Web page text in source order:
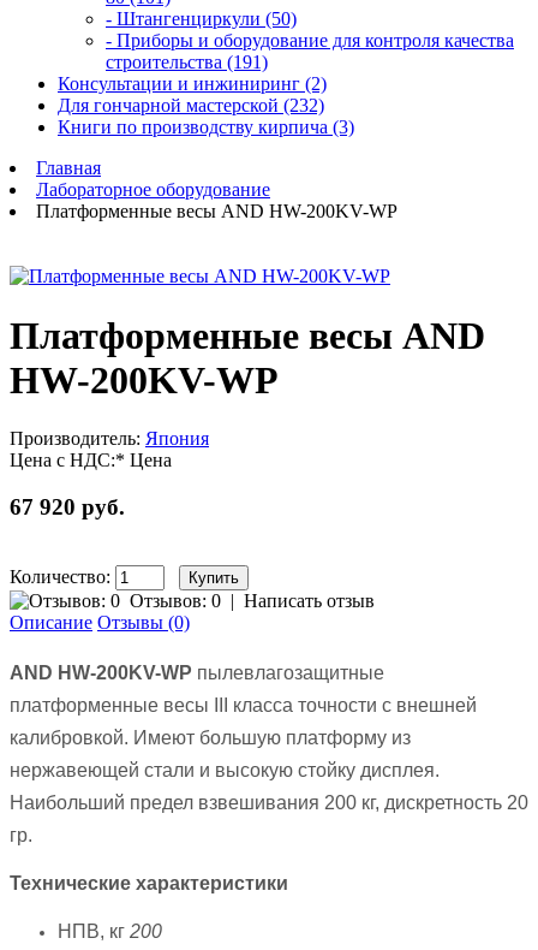
- Штангенциркули (50)
- Приборы и оборудование для контроля качества
строительства (191)
Консультации и инжиниринг (2)
Для гончарной мастерской (232)
Книги по производству кирпича (3)
Главная
Лабораторное оборудование
Платформенные весы AND HW-200KV-WP
Платформенные весы AND
HW-200KV-WP
Производитель: Япония
Цена с НДС:* Цена
67 920 руб.
Количество:
Отзывов: 0 | Написать отзыв
Описание Отзывы (0)
AND HW-200KV-WP пылевлагозащитные
платформенные весы III класса точности с внешней
калибровкой. Имеют большую платформу из
нержавеющей стали и высокую стойку дисплея.
Наибольший предел взвешивания 200 кг, дискретность 20
гр.
Технические характеристики
НПВ, кг 200